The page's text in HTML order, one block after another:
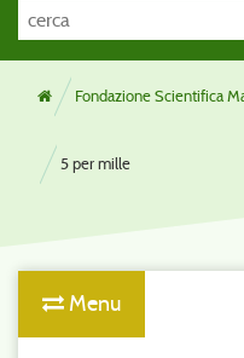
Fondazione Scientifica
5 per mille
Menu